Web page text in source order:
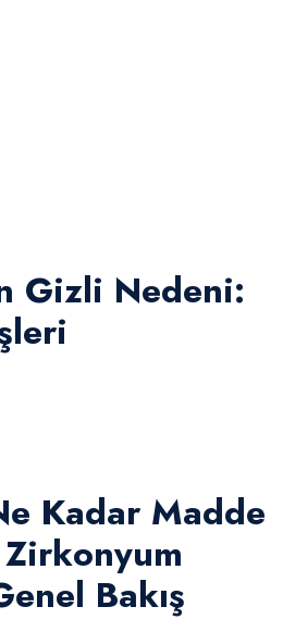
Gizli Nedeni:
Kadar Madde
Bakış